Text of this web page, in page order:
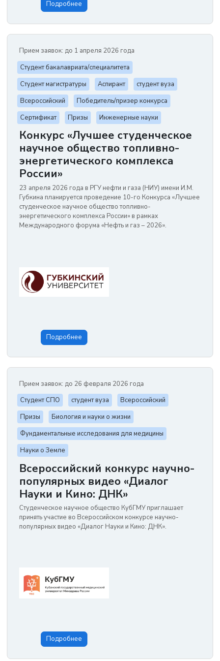
Подробнее
Прием заявок: до 1 апреля 2026 года
Студент бакалавриата/специалитета
Студент магистратуры
Аспирант
студент вуза
Всероссийский
Победитель/призер конкурса
Сертификат
Призы Инженерные науки
Конкурс «Лучшее студенческое
научное общество топливно-
энергетического комплекса
России»
23 апреля 2026 года в РГУ нефти и газа (НИУ) имени И.М.
Губкина планируется проведение 10-го Конкурса «Лучшее
студенческое научное общество топливно-
энергетического комплекса России» в рамках
Международного форума «Нефть и газ – 2026».
Подробнее
Прием заявок: до 26 февраля 2026 года
Студент СПО
студент вуза
Всероссийский
Призы
Биология и науки о жизни
Фундаментальные исследования для медицины
Науки о Земле
Всероссийский конкурс научно-
популярных видео «Диалог
Науки и Кино: ДНК»
Студенческое научное общество КубГМУ приглашает
принять участие во Всероссийском конкурсе научно-
популярных видео «Диалог Науки и Кино: ДНК».
Подробнее